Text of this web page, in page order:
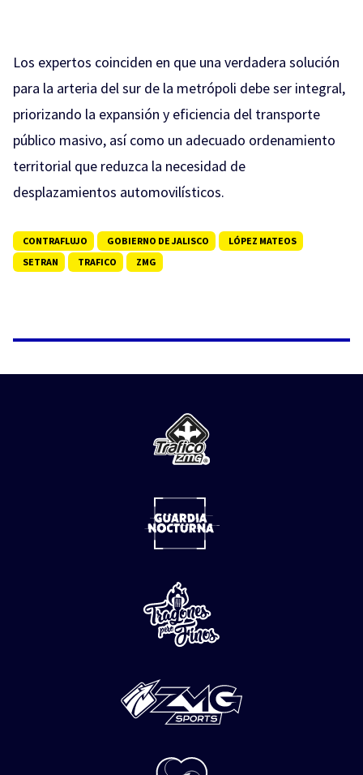
Los expertos coinciden en que una verdadera solución
para la arteria del sur de la metrópoli debe ser integral,
priorizando la expansión y eficiencia del transporte
público masivo, así como un adecuado ordenamiento
territorial que reduzca la necesidad de
desplazamientos automovilísticos.
CONTRAFLUJO GOBIERNO DE JALISCO
LÓPEZ MATEOS
SETRAN
TRAFICO ZMG